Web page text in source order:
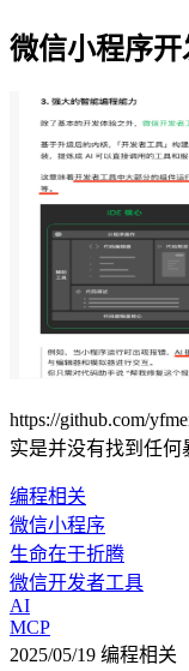
微信小程序
https://github.com/
实是并没有找到任
编程相关
微信小程序
生命在于折腾
微信开发者工具
AI
MCP
2025/05/19 编程相关